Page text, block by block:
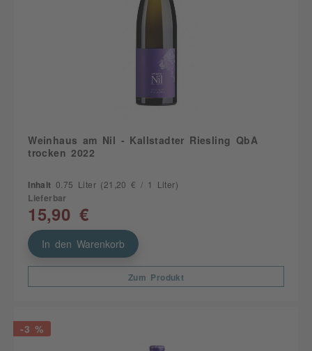
Weinhaus am Nil - Kallstadter Riesling QbA
trocken 2022
Inhalt 0.75 Liter (21,20 € / 1 Liter)
Lieferbar
15,90 €
In den Warenkorb
Zum Produkt
-3 %